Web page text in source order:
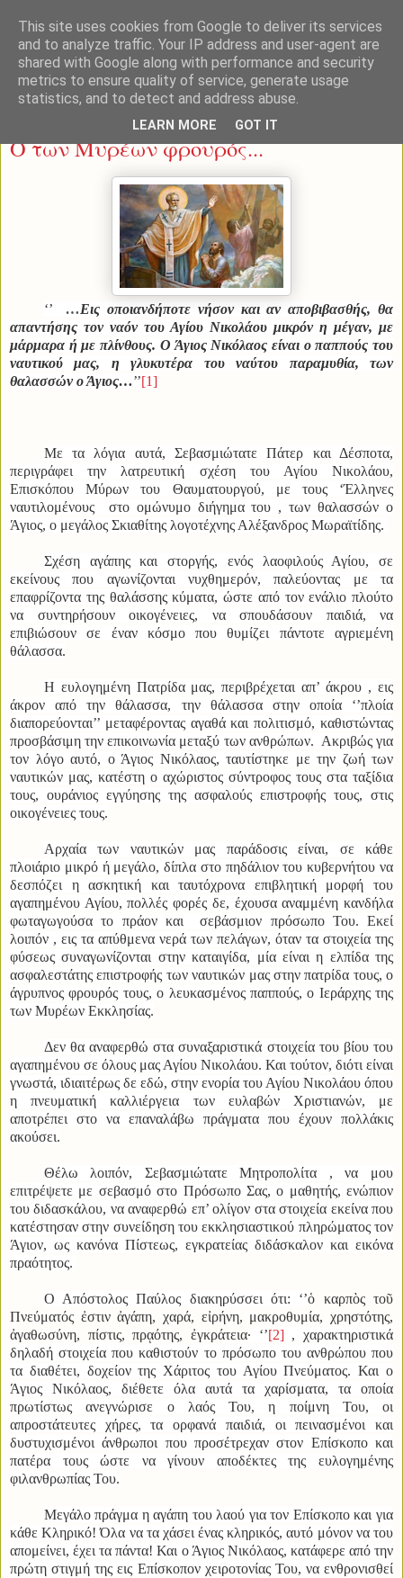
Κυριακή 6 Δεκεμβρίου 2015
Ο των Μυρέων φρουρός...
‘’ …Εις οποιανδήποτε νήσον και αν αποβιβασθής, θα
απαντήσης τον ναόν του Αγίου Νικολάου μικρόν η μέγαν, με
μάρμαρα ή με πλίνθους. Ο Άγιος Νικόλαος είναι ο παππούς του
ναυτικού μας, η γλυκυτέρα του ναύτου παραμυθία, των
θαλασσών ο Άγιος…’’[1]
Με τα λόγια αυτά, Σεβασμιώτατε Πάτερ και Δέσποτα,
περιγράφει την λατρευτική σχέση του Αγίου Νικολάου,
Επισκόπου Μύρων του Θαυματουργού, με τους ‘Έλληνες
ναυτιλομένους στο ομώνυμο διήγημα του , των θαλασσών ο
Άγιος, ο μεγάλος Σκιαθίτης λογοτέχνης Αλέξανδρος Μωραϊτίδης.
Σχέση αγάπης και στοργής, ενός λαοφιλούς Αγίου, σε
εκείνους που αγωνίζονται νυχθημερόν, παλεύοντας με τα
επαφρίζοντα της θαλάσσης κύματα, ώστε από τον ενάλιο πλούτο
να συντηρήσουν οικογένειες, να σπουδάσουν παιδιά, να
επιβιώσουν σε έναν κόσμο που θυμίζει πάντοτε αγριεμένη
θάλασσα.
Η ευλογημένη Πατρίδα μας, περιβρέχεται απ’ άκρου , εις
άκρον από την θάλασσα, την θάλασσα στην οποία ‘’πλοία
διαπορεύονται’’ μεταφέροντας αγαθά και πολιτισμό, καθιστώντας
προσβάσιμη την επικοινωνία μεταξύ των ανθρώπων. Ακριβώς για
τον λόγο αυτό, ο Άγιος Νικόλαος, ταυτίστηκε με την ζωή των
ναυτικών μας, κατέστη ο αχώριστος σύντροφος τους στα ταξίδια
τους, ουράνιος εγγύησης της ασφαλούς επιστροφής τους, στις
οικογένειες τους.
Αρχαία των ναυτικών μας παράδοσις είναι, σε κάθε
πλοιάριο μικρό ή μεγάλο, δίπλα στο πηδάλιον του κυβερνήτου να
δεσπόζει η ασκητική και ταυτόχρονα επιβλητική μορφή του
αγαπημένου Αγίου, πολλές φορές δε, έχουσα αναμμένη κανδήλα
φωταγωγούσα το πράον και σεβάσμιον πρόσωπο Του. Εκεί
λοιπόν , εις τα απύθμενα νερά των πελάγων, όταν τα στοιχεία της
φύσεως συναγωνίζονται στην καταιγίδα, μία είναι η ελπίδα της
ασφαλεστάτης επιστροφής των ναυτικών μας στην πατρίδα τους, ο
άγρυπνος φρουρός τους, ο λευκασμένος παππούς, ο Ιεράρχης της
των Μυρέων Εκκλησίας.
Δεν θα αναφερθώ στα συναξαριστικά στοιχεία του βίου του
αγαπημένου σε όλους μας Αγίου Νικολάου. Και τούτον, διότι είναι
γνωστά, ιδιαιτέρως δε εδώ, στην ενορία του Αγίου Νικολάου όπου
η πνευματική καλλιέργεια των ευλαβών Χριστιανών, με
αποτρέπει στο να επαναλάβω πράγματα που έχουν πολλάκις
ακούσει.
Θέλω λοιπόν, Σεβασμιώτατε Μητροπολίτα , να μου
επιτρέψετε με σεβασμό στο Πρόσωπο Σας, ο μαθητής, ενώπιον
του διδασκάλου, να αναφερθώ επ’ ολίγον στα στοιχεία εκείνα που
κατέστησαν στην συνείδηση του εκκλησιαστικού πληρώματος τον
Άγιον, ως κανόνα Πίστεως, εγκρατείας διδάσκαλον και εικόνα
πραότητος.
Ο Απόστολος Παύλος διακηρύσσει ότι: ‘’ὁ καρπὸς τοῦ
Πνεύματός ἐστιν ἀγάπη, χαρά, εἰρήνη, μακροθυμία, χρηστότης,
ἀγαθωσύνη, πίστις, πρᾳότης, ἐγκράτεια· ‘’[2], χαρακτηριστικά
δηλαδή στοιχεία που καθιστούν το πρόσωπο του ανθρώπου που
τα διαθέτει, δοχείον της Χάριτος του Αγίου Πνεύματος. Και ο
Άγιος Νικόλαος, διέθετε όλα αυτά τα χαρίσματα, τα οποία
πρωτίστως ανεγνώρισε ο λαός Του, η ποίμνη Του, οι
απροστάτευτες χήρες, τα ορφανά παιδιά, οι πεινασμένοι και
δυστυχισμένοι άνθρωποι που προσέτρεχαν στον Επίσκοπο και
πατέρα τους ώστε να γίνουν αποδέκτες της ευλογημένης
φιλανθρωπίας Του.
Μεγάλο πράγμα η αγάπη του λαού για τον Επίσκοπο και για
κάθε Κληρικό! Όλα να τα χάσει ένας κληρικός, αυτό μόνον να του
απομείνει, έχει τα πάντα! Και ο Άγιος Νικόλαος, κατάφερε από την
πρώτη στιγμή της εις Επίσκοπον χειροτονίας Του, να ενθρονισθεί
This site uses cookies from Google to deliver its services
and to analyze traffic. Your IP address and user-agent are
shared with Google along with performance and security
metrics to ensure quality of service, generate usage
statistics, and to detect and address abuse.
LEARN MORE GOT IT